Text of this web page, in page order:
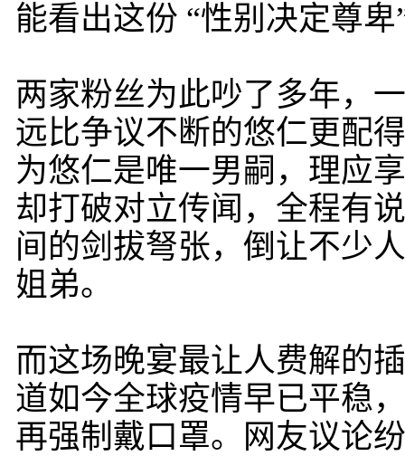
能看出这份 “性别决定尊卑
两家粉丝为此吵了多年，
远比争议不断的悠仁更配
为悠仁是唯一男嗣，理应
却打破对立传闻，全程有
间的剑拔弩张，倒让不少
姐弟。
而这场晚宴最让人费解的
道如今全球疫情早已平稳
再强制戴口罩。网友议论